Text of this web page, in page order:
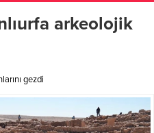
arkeolojik
gezdi